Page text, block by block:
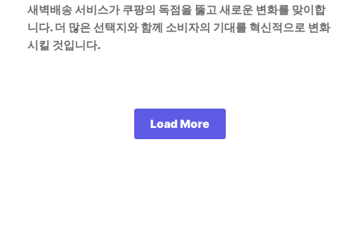
새벽배송 서비스가 쿠팡의 독점을 뚫고 새로운 변화를 맞이합
니다. 더 많은 선택지와 함께 소비자의 기대를 혁신적으로 변화
시킬 것입니다.
Load More